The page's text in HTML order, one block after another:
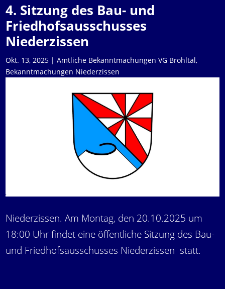
4. Sitzung des Bau- und
Friedhofsausschusses
Niederzissen
Okt. 13, 2025 | Amtliche Bekanntmachungen VG Brohltal,
Bekanntmachungen Niederzissen
Niederzissen. Am Montag, den 20.10.2025 um
18:00 Uhr findet eine öffentliche Sitzung des Bau-
und Friedhofsausschusses Niederzissen statt.